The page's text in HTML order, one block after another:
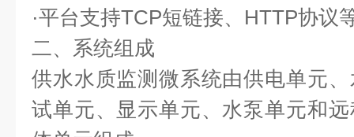
·平台支持TCP短链接、HTTP协议
二、系统组成
供水水质监测微系统由供电单元
试单元、显示单元、水泵单元和